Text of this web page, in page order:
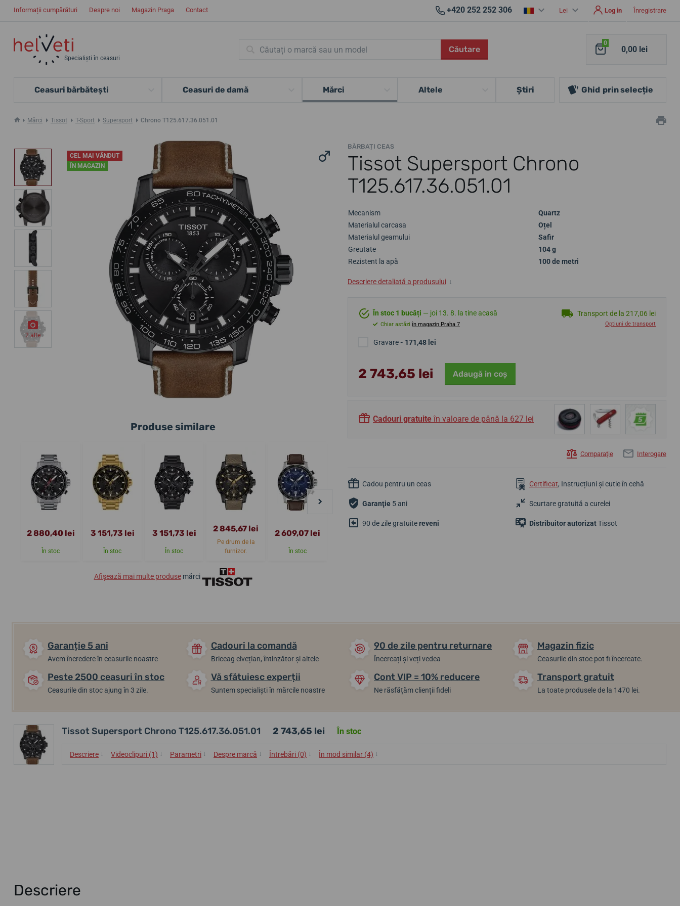
Informații cumpărături Despre noi Magazin Praga Contact +420 252 252 306 Lei Log in Înregistrare
Specialiști în ceasuri
Căutare
0
0,00 lei
Ceasuri bărbătești Ceasuri de damă Mărci Altele Ştiri Ghid prin selecție
Mărci Tissot T-Sport Supersport Chrono T125.617.36.051.01
BĂRBAȚI CEAS
Tissot Supersport Chrono
T125.617.36.051.01
CEL MAI VÂNDUT
ÎN MAGAZIN
2 alte
Mecanism
Quartz
Materialul carcasa
Oțel
Materialul geamului
Safir
Greutate
104 g
Rezistent la apă
100 de metri
Descriere detaliată a produsului ↓
În stoc 1 bucăți — joi 13. 8. la tine acasă
Chiar astăzi în magazin Praha 7
Transport de la 217,06 lei
Opțiuni de transport
Gravare- 171,48 lei
2 743,65 lei Adaugă in coş
Cadouri gratuite în valoare de până la 627 lei
Comparaţie Interogare
Cadou pentru un ceas Certificat, Instrucțiuni și cutie în cehă
Garanţie 5 ani Scurtare gratuită a curelei
90 de zile gratuitereveni Distribuitor autorizatTissot
Produse similare
2 880,40 lei
În stoc
3 151,73 lei
În stoc
3 151,73 lei
În stoc
2 845,67 lei
Pe drum de la
furnizor.
2 609,07 lei
În stoc
Afișează mai multe produsemărci
Garanție 5 ani
Avem încredere în ceasurile noastre
Cadouri la comandă
Briceag elvețian, întinzător și altele
90 de zile pentru returnare
Încercați și veți vedea
Magazin fizic
Ceasurile din stoc pot fi încercate.
Peste 2500 ceasuri în stoc
Ceasurile din stoc ajung în 3 zile.
Vă sfătuiesc experții
Suntem specialiști în mărcile noastre
Cont VIP = 10% reducere
Ne răsfățăm clienții fideli
Transport gratuit
La toate produsele de la 1470 lei.
Tissot Supersport Chrono T125.617.36.051.01 2 743,65 lei În stoc
Descriere ↓ Videoclipuri (1) ↓ Parametri ↓ Despre marcă ↓ Întrebări (0) ↓ În mod similar (4) ↓
Descriere